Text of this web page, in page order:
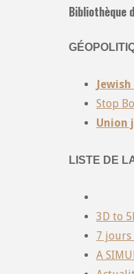
Bibliothèque
Stop
Union
LISTE DE
3D to
7 jours
A